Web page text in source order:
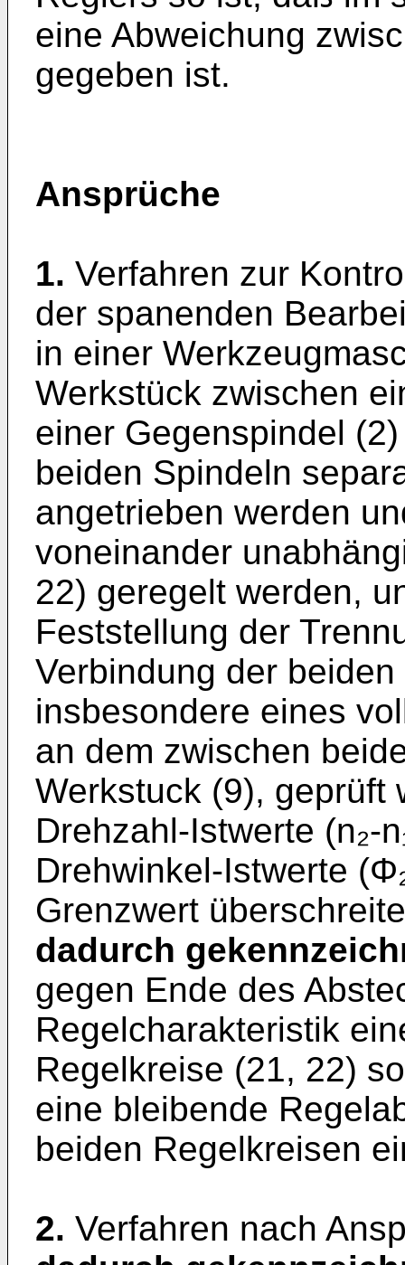
eine Abweichung
gegeben ist.
Ansprüche
1. Verfahren zur
der spanenden
in einer
Werkstück zwischen
einer Gegenspindel
beiden Spindeln
angetrieben werden
voneinander
22) geregelt werden,
Feststellung der
Verbindung der
insbesondere eines
an dem zwischen
Werkstuck (9), geprüft
Drehzahl-Istwerte (n₂-
Drehwinkel-Istwerte
Grenzwert
dadurch
gegen Ende des
Regelcharakteristik
Regelkreise (21, 22)
eine bleibende
beiden Regelkreisen
2. Verfahren nach